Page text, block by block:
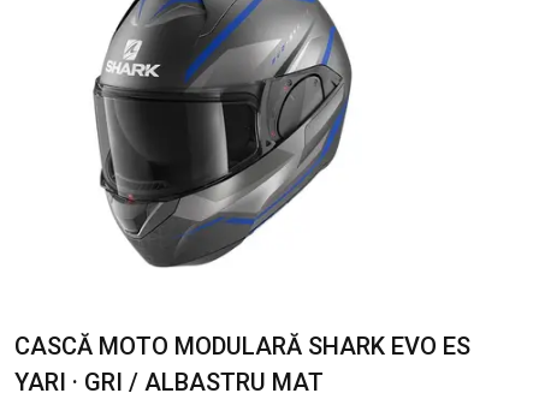
CASCĂ MOTO MODULARĂ SHARK EVO ES
YARI · GRI / ALBASTRU MAT